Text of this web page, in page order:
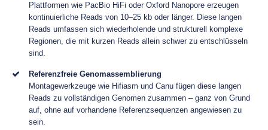
Plattformen wie PacBio HiFi oder Oxford Nanopore erzeugen
kontinuierliche Reads von 10–25 kb oder länger. Diese langen
Reads umfassen sich wiederholende und strukturell komplexe
Regionen, die mit kurzen Reads allein schwer zu entschlüsseln
sind.
Referenzfreie Genomassemblierung
Montagewerkzeuge wie Hifiasm und Canu fügen diese langen
Reads zu vollständigen Genomen zusammen – ganz von Grund
auf, ohne auf vorhandene Referenzsequenzen angewiesen zu
sein.